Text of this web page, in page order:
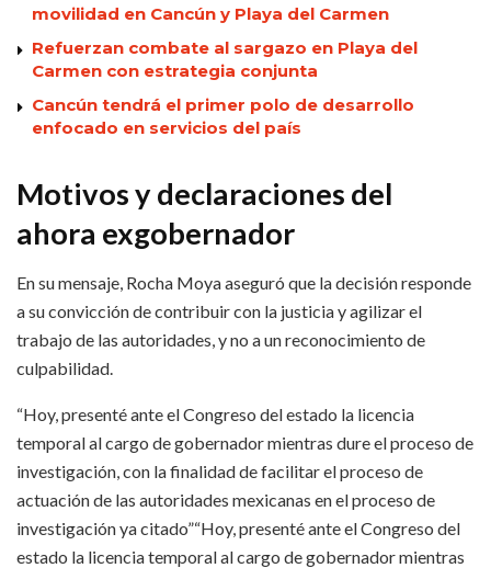
movilidad en Cancún y Playa del Carmen
Refuerzan combate al sargazo en Playa del
Carmen con estrategia conjunta
Cancún tendrá el primer polo de desarrollo
enfocado en servicios del país
Motivos y declaraciones del
ahora exgobernador
En su mensaje, Rocha Moya aseguró que la decisión responde
a su convicción de contribuir con la justicia y agilizar el
trabajo de las autoridades, y no a un reconocimiento de
culpabilidad.
“Hoy, presenté ante el Congreso del estado la licencia
temporal al cargo de gobernador mientras dure el proceso de
investigación, con la finalidad de facilitar el proceso de
actuación de las autoridades mexicanas en el proceso de
investigación ya citado”“Hoy, presenté ante el Congreso del
estado la licencia temporal al cargo de gobernador mientras